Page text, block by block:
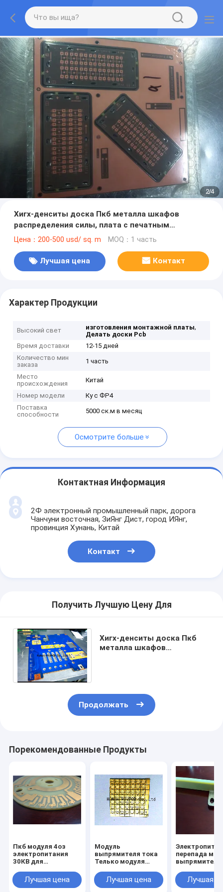
2/4
Хигх-денситы доска Пкб металла шкафов
распределения силы, плата с печатным
монтажом
Цена：200-500 usd/ sq. m MOQ：1 часть
Лучшая цена Контакт
Характер Продукции
Высокий свет изготовления монтажной платы,
Делать доски Pcb
Время доставки
12-15 дней
Количество мин
заказа
1 часть
Место
происхождения
Китай
Номер модели
Ку с ФР4
Поставка
способности
5000 ск.м в месяц
Осмотрите больше
Контактная Информация
2Ф электронный промышленный парк, дорога
Чанчуни восточная, ЗиЯнг Дист, город ИЯнг,
провинция Хунань, Китай
Контакт
Получить Лучшую Цену Для
Хигх-денситы доска Пкб
металла шкафов
Продолжать
Порекомендованные Продукты
Пкб модуля 4оз
электропитания
30КВ для
голодает зарядная
станция
Лучшая цена
Модуль
выпрямителя тока
Телько модуля
выпрямителя тока
доски ПКБ металла
Лучшая цена
перепада
выпрямителя
металла
ЭСР-48/30Д
Лучшая